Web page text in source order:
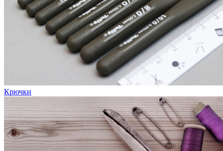
Крючки